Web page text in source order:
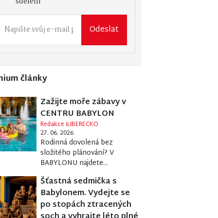
Odeslat
články
Zažijte moře zábavy v
CENTRU BABYLON
Redakce iLIBERECKO
27. 06. 2026
Rodinná dovolená bez
složitého plánování? V
BABYLONU najdete...
Šťastná sedmička s
Babylonem. Vydejte se
po stopách ztracených